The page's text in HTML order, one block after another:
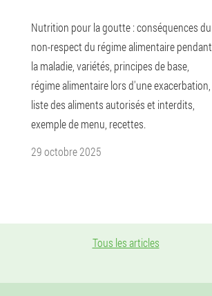
Nutrition pour la goutte : conséquences du
non-respect du régime alimentaire pendant
la maladie, variétés, principes de base,
régime alimentaire lors d'une exacerbation,
liste des aliments autorisés et interdits,
exemple de menu, recettes.
29 octobre 2025
Tous les articles